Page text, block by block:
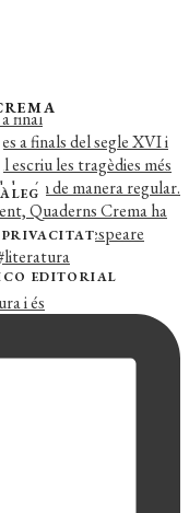
final
i és
EDITORIAL